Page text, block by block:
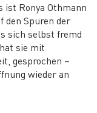
ist Ronya Othmann
den Spuren der
sich selbst fremd
sie mit
gesprochen –
wieder an